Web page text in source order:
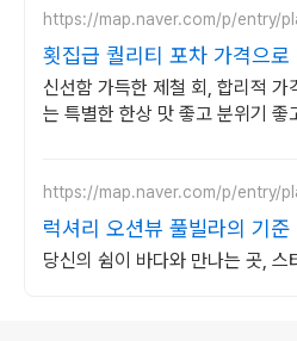
https://map.naver.com/p/entry/
횟집급 퀄리티 포차 가격으로
선주네포차 조촌점
신선함 가득한 제철 회, 합리적 가
는 특별한 한상 맛 좋고 분위기 좋
https://map.naver.com/p/entry/
럭셔리 오션뷰 풀빌라의 기준
당신의 쉼이 바다와 만나는 곳, 스